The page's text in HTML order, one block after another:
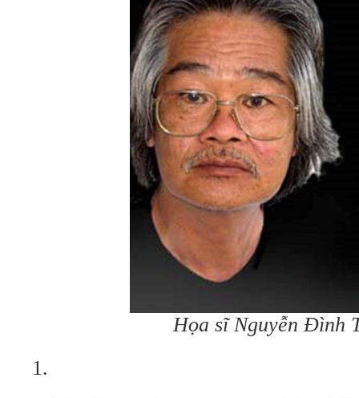
Họa sĩ Nguyễn Đình
1.